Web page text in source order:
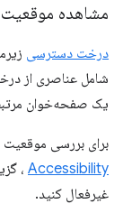
مشاهده
درخت دسترسی
یک صفحه‌خوان
برای بررسی
Accessibility ،
غیرفعال کنید.